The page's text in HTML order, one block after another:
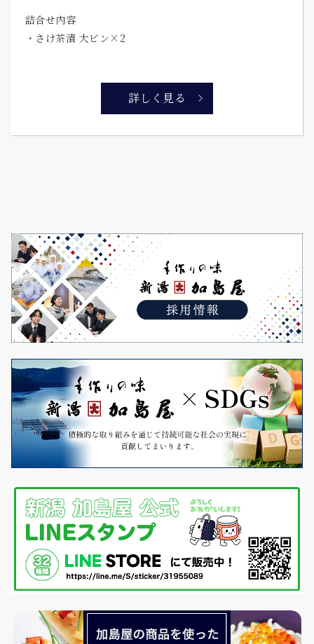
詰合せ内容
・さけ茶漬 大ビン×2
詳しく見る